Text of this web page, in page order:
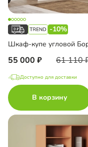
-10%
55 000 61 110
Доступно для доставки
В корзину